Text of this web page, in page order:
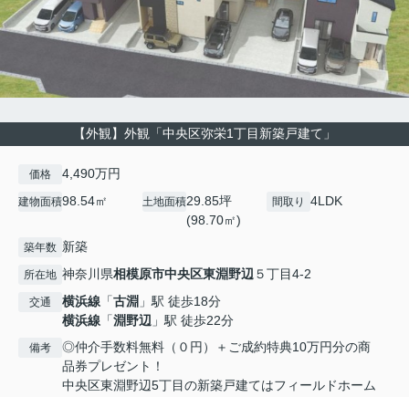
【外観】外観「中央区弥栄1丁目新築戸建て」
価格 4,490万円
建物面積98.54㎡ 土地面積29.85坪
(98.70㎡)
間取り 4LDK
築年数 新築
所在地 神奈川県相模原市中央区東淵野辺 ５丁目4-2
交通 横浜線 「古淵 」駅 徒歩18分
横浜線 「淵野辺 」駅 徒歩22分
備考
◎仲介手数料無料（０円）＋ご成約特典10万円分の商
品券プレゼント！
中央区東淵野辺5丁目の新築戸建てはフィールドホーム